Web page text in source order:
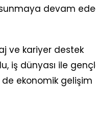
devam
ve kariyer destek
iş dünyası ile
ekonomik gelişim